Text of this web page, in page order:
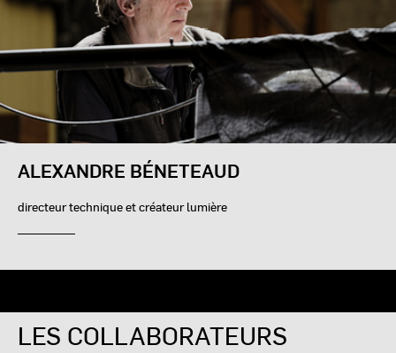
ALEXANDRE BÉNETEAUD
directeur technique et créateur lumière
LES COLLABORATEURS